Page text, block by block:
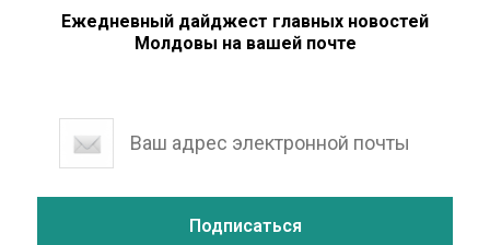
Ежедневный дайджест главных новостей
Молдовы на вашей почте